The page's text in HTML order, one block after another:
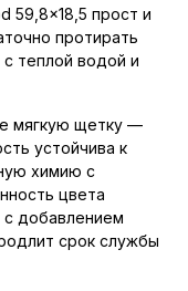
59,8x18,5 прост и
протирать
теплой водой и
мягкую щетку —
устойчива к
химию с
цвета
добавлением
срок службы